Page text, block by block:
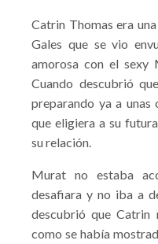
Catrin Thomas era
Gales que se vio
amorosa con el sexy
Cuando descubrió
preparando ya a unas
que eligiera a su
su relación.
Murat no estaba
desafiara y no iba a
descubrió que
como se había